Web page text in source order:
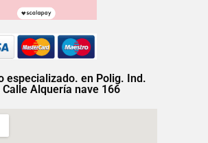
especializado. en Polig. Ind.
Alquería nave 166